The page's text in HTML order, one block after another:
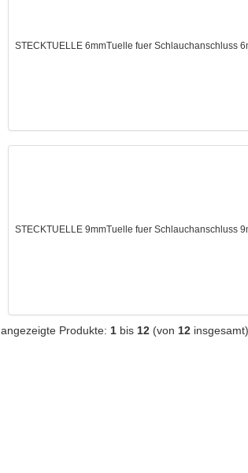
STECKTUELLE 6mmTuelle fuer Schlauchanschluss
STECKTUELLE 9mmTuelle fuer Schlauchanschluss
angezeigte Produkte: 1 bis 12 (von 12 insgesamt)